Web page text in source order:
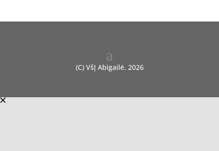
(C) VšĮ Abigailė. 2026